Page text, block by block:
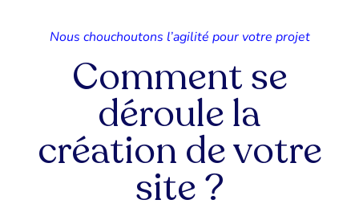
Nous chouchoutons l’agilité pour votre projet
Comment se
déroule la
création de votre
site ?